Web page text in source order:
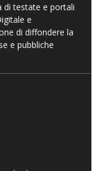
di testate e portali
e
di diffondere la
e pubbliche